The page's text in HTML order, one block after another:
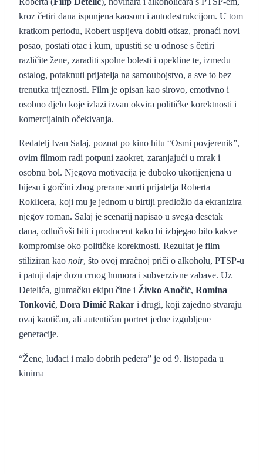
kroz četiri dana ispunjena kaosom i autodestrukcijom. U tom
kratkom periodu, Robert uspijeva dobiti otkaz, pronaći novi
posao, postati otac i kum, upustiti se u odnose s četiri
različite žene, zaraditi spolne bolesti i opekline te, između
ostalog, potaknuti prijatelja na samoubojstvo, a sve to bez
trenutka trijeznosti. Film je opisan kao sirovo, emotivno i
osobno djelo koje izlazi izvan okvira političke korektnosti i
komercijalnih očekivanja.
Redatelj Ivan Salaj, poznat po kino hitu “Osmi povjerenik”,
ovim filmom radi potpuni zaokret, zaranjajući u mrak i
osobnu bol. Njegova motivacija je duboko ukorijenjena u
bijesu i gorčini zbog prerane smrti prijatelja Roberta
Roklicera, koji mu je jednom u birtiji predložio da ekranizira
njegov roman. Salaj je scenarij napisao u svega desetak
dana, odlučivši biti i producent kako bi izbjegao bilo kakve
kompromise oko političke korektnosti. Rezultat je film
stiliziran kao noir, što ovoj mračnoj priči o alkoholu, PTSP-u
i patnji daje dozu crnog humora i subverzivne zabave. Uz
Detelića, glumačku ekipu čine i Živko Anočić, Romina
Tonković, Dora Dimić Rakar i drugi, koji zajedno stvaraju
ovaj kaotičan, ali autentičan portret jedne izgubljene
generacije.
“Žene, luđaci i malo dobrih pedera” je od 9. listopada u
kinima